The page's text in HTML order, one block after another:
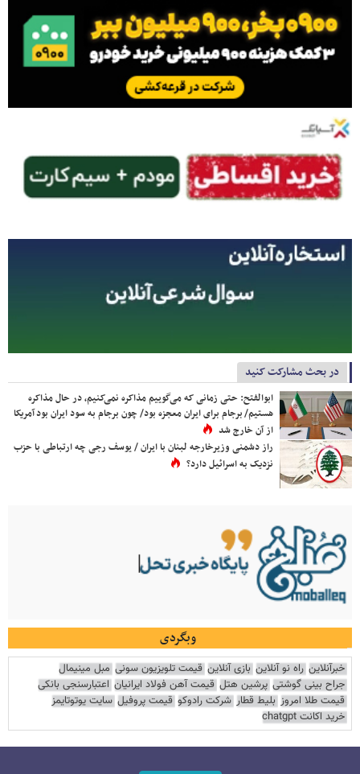
در بحث مشارکت کنید
ابوالفتح: حتی زمانی که می‌گوییم مذاکره نمی‌کنیم، در حال مذاکره
هستیم/ برجام برای ایران معجزه بود/ چون برجام به سود ایران بود آمریکا
از آن خارج شد
راز دشمنی وزیرخارجه لبنان با ایران / یوسف رجی چه ارتباطی با حزب
نزدیک به اسرائیل دارد؟
وبگردی
خبرآنلاین راه نو آنلاین بازی آنلاین قیمت تلویزیون سونی مبل مینیمال
جراح بینی گوشتی پرشین هتل قیمت آهن فولاد ایرانیان اعتبارسنجی بانکی
قیمت طلا امروز بلیط قطار شرکت رادوکو قیمت پروفیل سایت یوتوتایمز
خرید اکانت chatgpt